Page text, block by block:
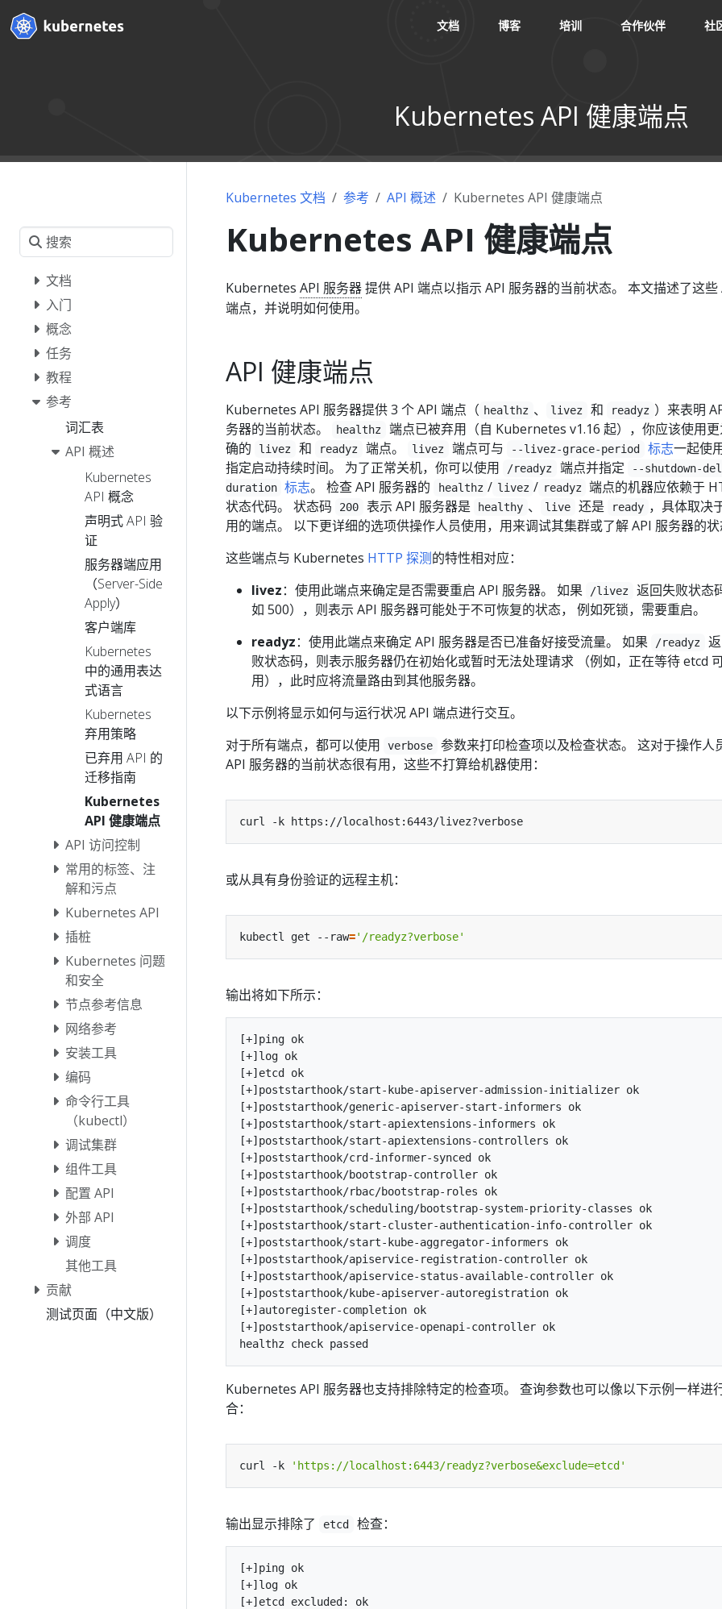
文档 博客 培训 合作伙伴 社
Kubernetes API 健康端点
文档
入门
概念
任务
教程
参考
词汇表
API 概述
Kubernetes
API 概念
声明式 API 验
证
服务器端应用
（Server-Side
Apply）
客户端库
Kubernetes
中的通用表达
式语言
Kubernetes
弃用策略
已弃用 API 的
迁移指南
Kubernetes
API 健康端点
API 访问控制
常用的标签、注
解和污点
Kubernetes API
插桩
Kubernetes 问题
和安全
节点参考信息
网络参考
安装工具
编码
命令行工具
（kubectl）
调试集群
组件工具
配置 API
外部 API
调度
其他工具
贡献
测试页面（中文版）
Kubernetes 文档 参考 API 概述 Kubernetes API 健康端点
Kubernetes API 健康端点
Kubernetes API 服务器提供 API 端点以指示 API 服务器的当前状态。 本文描述了这些
端点，并说明如何使用。
API 健康端点
Kubernetes API 服务器提供 3 个 API 端点（ healthz 、 livez 和 readyz ）来表明
务器的当前状态。
healthz
端点已被弃用（自 Kubernetes v1.16 起），你应该使用
确的
livez 和 readyz 端点。 livez 端点可与 --livez-grace-period 标志一起使
指定启动持续时间。 为了正常关机，你可以使用
/readyz 端点并指定
--shutdown-
duration 标志。 检查 API 服务器的 healthz / livez / readyz 端点的机器应依赖于
状态代码。 状态码
200 表示 API 服务器是 healthy 、 live 还是 ready ，具体取决
用的端点。 以下更详细的选项供操作人员使用，用来调试其集群或了解 API 服务器的
这些端点与 Kubernetes HTTP 探测的特性相对应：
livez：使用此端点来确定是否需要重启 API 服务器。 如果 /livez
返回失败状态
如 500），则表示 API 服务器可能处于不可恢复的状态， 例如死锁，需要重启。
readyz：使用此端点来确定 API 服务器是否已准备好接受流量。 如果 /readyz
败状态码，则表示服务器仍在初始化或暂时无法处理请求 （例如，正在等待 etcd
用），此时应将流量路由到其他服务器。
以下示例将显示如何与运行状况 API 端点进行交互。
对于所有端点，都可以使用
verbose
参数来打印检查项以及检查状态。 这对于操作人
API 服务器的当前状态很有用，这些不打算给机器使用：
或从具有身份验证的远程主机：
kubectl get --raw='/readyz?verbose'
输出将如下所示：
[+]ping ok
[+]log ok
[+]etcd ok
[+]poststarthook/start-kube-apiserver-admission-initializer ok
[+]poststarthook/generic-apiserver-start-informers ok
[+]poststarthook/start-apiextensions-informers ok
[+]poststarthook/start-apiextensions-controllers ok
[+]poststarthook/crd-informer-synced ok
[+]poststarthook/bootstrap-controller ok
[+]poststarthook/rbac/bootstrap-roles ok
[+]poststarthook/scheduling/bootstrap-system-priority-classes ok
[+]poststarthook/start-cluster-authentication-info-controller ok
[+]poststarthook/start-kube-aggregator-informers ok
[+]poststarthook/apiservice-registration-controller ok
[+]poststarthook/apiservice-status-available-controller ok
[+]poststarthook/kube-apiserver-autoregistration ok
[+]autoregister-completion ok
[+]poststarthook/apiservice-openapi-controller ok
Kubernetes API 服务器也支持排除特定的检查项。 查询参数也可以像以下示例一样进
合：
curl -k 'https://localhost:6443/readyz?verbose&exclude=etcd'
输出显示排除了 etcd 检查：
[+]ping ok
[+]log ok
[+]etcd excluded: ok